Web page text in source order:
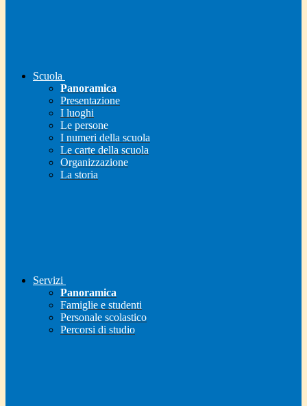
Scuola
Panoramica
Presentazione
I luoghi
Le persone
I numeri della scuola
Le carte della scuola
Organizzazione
La storia
Servizi
Panoramica
Famiglie e studenti
Personale scolastico
Percorsi di studio